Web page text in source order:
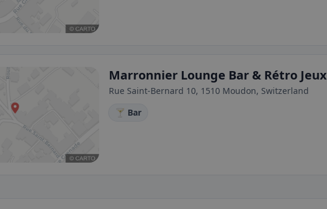
Marronnier Lounge Bar & Rétro Jeux
Rue Saint-Bernard 10, 1510 Moudon, Switzerland
🍸 Bar